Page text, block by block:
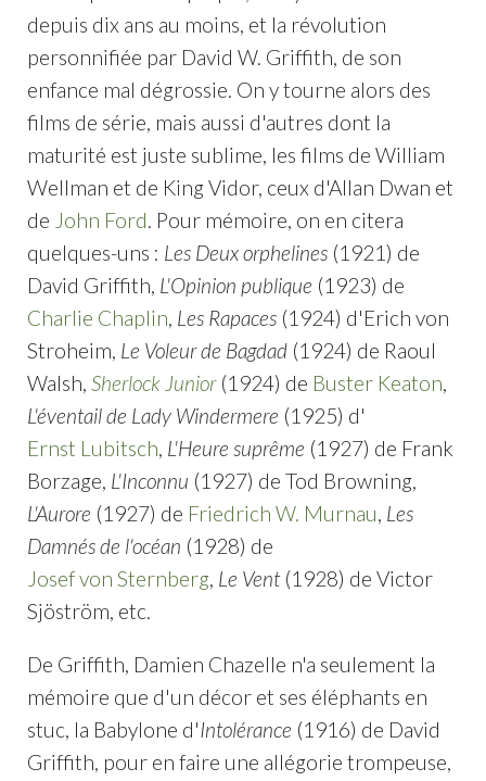
depuis dix ans au moins, et la révolution
personnifiée par David W. Griffith, de son
enfance mal dégrossie. On y tourne alors des
films de série, mais aussi d'autres dont la
maturité est juste sublime, les films de William
Wellman et de King Vidor, ceux d'Allan Dwan et
de John Ford. Pour mémoire, on en citera
quelques-uns : Les Deux orphelines(1921) de
David Griffith, L'Opinion publique (1923) de
Charlie Chaplin, Les Rapaces(1924) d'Erich von
Stroheim, Le Voleur de Bagdad(1924) de Raoul
Walsh, Sherlock Junior(1924) de Buster Keaton,
L'éventail de Lady Windermere (1925) d'
Ernst Lubitsch, L'Heure suprême (1927) de Frank
Borzage, L'Inconnu (1927) de Tod Browning,
L'Aurore (1927) de Friedrich W. Murnau, Les
Damnés de l'océan (1928) de
Josef von Sternberg, Le Vent(1928) de Victor
Sjöström, etc.
De Griffith, Damien Chazelle n'a seulement la
mémoire que d'un décor et ses éléphants en
stuc, la Babylone d'Intolérance (1916) de David
Griffith, pour en faire une allégorie trompeuse,